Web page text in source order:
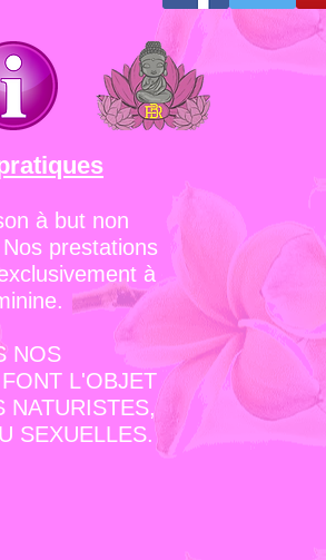
à but non
prestations
à
NOS
L'OBJET
NATURISTES,
SEXUELLES.